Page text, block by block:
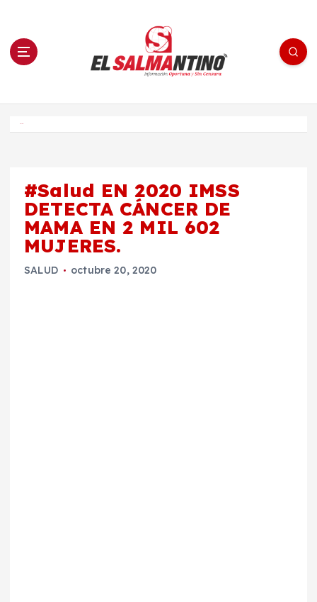
n El Salmantino - medios/noticias/editorial
#Salud EN 2020 IMSS
DETECTA CÁNCER DE
MAMA EN 2 MIL 602
MUJERES.
SALUD octubre 20, 2020